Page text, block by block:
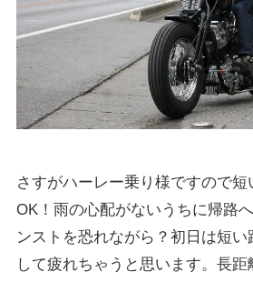
さすがハーレー乗り様ですので
OK！雨の心配がないうちに帰路
ンストを恐れながら？初日は短
して疲れちゃうと思います。長